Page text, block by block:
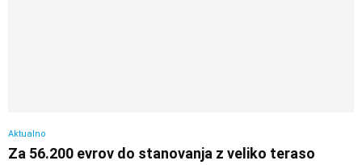
Aktualno
Za 56.200 evrov do stanovanja z veliko teraso